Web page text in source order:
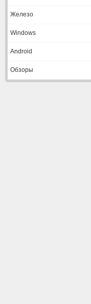
Железо
Windows
Android
Обзоры